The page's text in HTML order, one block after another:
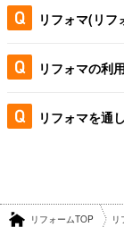
リフォマ(リフ
リフォマの利
リフォマを通
リフォームTOP リ